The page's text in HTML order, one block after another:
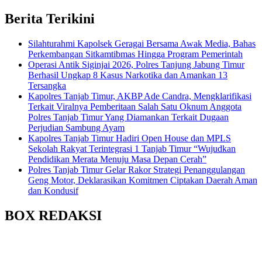
Berita Terikini
Silahturahmi Kapolsek Geragai Bersama Awak Media, Bahas
Perkembangan Sitkamtibmas Hingga Program Pemerintah
Operasi Antik Siginjai 2026, Polres Tanjung Jabung Timur
Berhasil Ungkap 8 Kasus Narkotika dan Amankan 13
Tersangka
Kapolres Tanjab Timur, AKBP Ade Candra, Mengklarifikasi
Terkait Viralnya Pemberitaan Salah Satu Oknum Anggota
Polres Tanjab Timur Yang Diamankan Terkait Dugaan
Perjudian Sambung Ayam
Kapolres Tanjab Timur Hadiri Open House dan MPLS
Sekolah Rakyat Terintegrasi 1 Tanjab Timur “Wujudkan
Pendidikan Merata Menuju Masa Depan Cerah”
Polres Tanjab Timur Gelar Rakor Strategi Penanggulangan
Geng Motor, Deklarasikan Komitmen Ciptakan Daerah Aman
dan Kondusif
BOX REDAKSI